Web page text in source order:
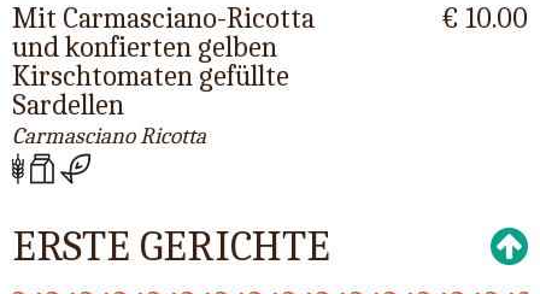
Mit Carmasciano-Ricotta
und konfierten gelben
Kirschtomaten gefüllte
Sardellen
Carmasciano Ricotta
€ 10.00
ERSTE GERICHTE